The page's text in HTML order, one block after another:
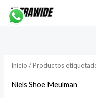
Inicio / Productos
Niels Shoe Meulman